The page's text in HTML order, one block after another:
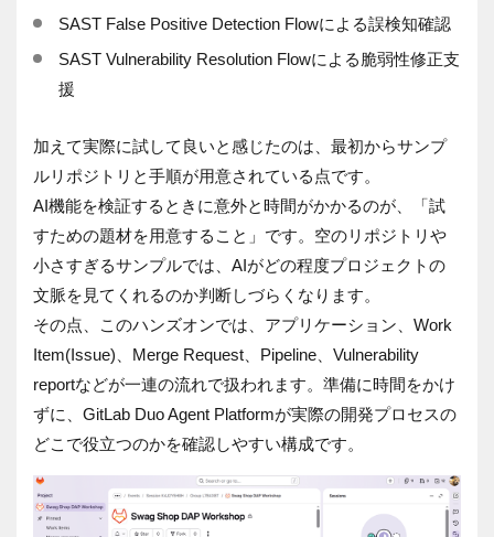
SAST False Positive Detection Flowによる誤検知確認
SAST Vulnerability Resolution Flowによる脆弱性修正支
援
加えて実際に試して良いと感じたのは、最初からサンプ
ルリポジトリと手順が用意されている点です。
AI機能を検証するときに意外と時間がかかるのが、「試
すための題材を用意すること」です。空のリポジトリや
小さすぎるサンプルでは、AIがどの程度プロジェクトの
文脈を見てくれるのか判断しづらくなります。
その点、このハンズオンでは、アプリケーション、Work
Item(Issue)、Merge Request、Pipeline、Vulnerability
reportなどが一連の流れで扱われます。準備に時間をかけ
ずに、GitLab Duo Agent Platformが実際の開発プロセスの
どこで役立つのかを確認しやすい構成です。